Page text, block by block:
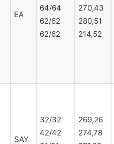
EA
64/64
62/62
62/62
270,43
280,51
214,52
SAY
32/32
42/42
269,26
274,78